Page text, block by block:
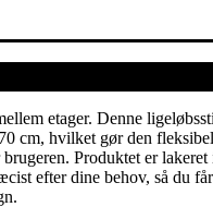
etager. Denne
cm, hvilket gør den
Produktet er
efter dine behov, så du